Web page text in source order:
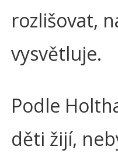
rozlišovat,
vysvětluje.
Podle
děti žijí,